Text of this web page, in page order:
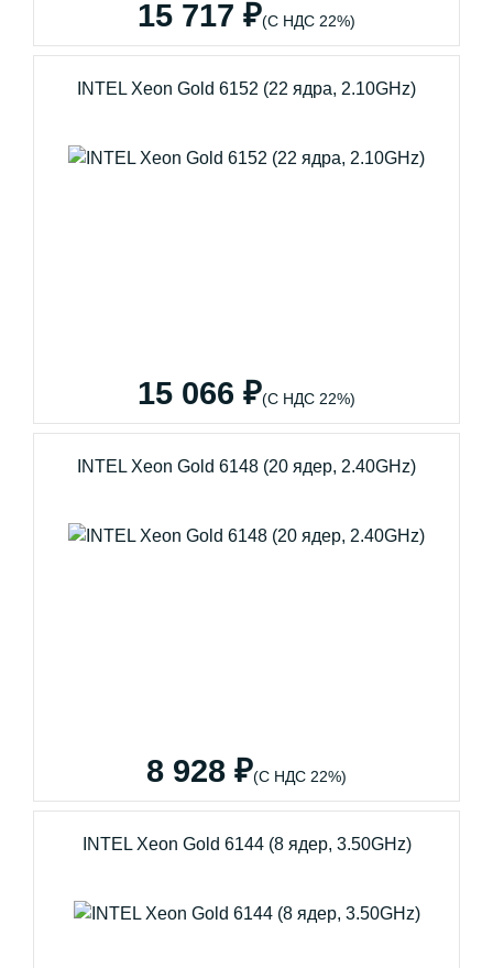
15 717 ₽(С НДС 22%)
INTEL Xeon Gold 6152 (22 ядра, 2.10GHz)
15 066 ₽(С НДС 22%)
INTEL Xeon Gold 6148 (20 ядер, 2.40GHz)
8 928 ₽(С НДС 22%)
INTEL Xeon Gold 6144 (8 ядер, 3.50GHz)